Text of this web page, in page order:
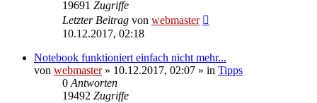
19691 Zugriffe
Letzter Beitrag von webmaster
10.12.2017, 02:18
Notebook funktioniert einfach nicht mehr...
von webmaster» 10.12.2017, 02:07 » in Tipps
0 Antworten
19492 Zugriffe